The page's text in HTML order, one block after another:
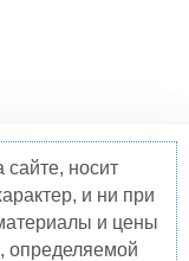
носит
и ни при
и цены
определяемой